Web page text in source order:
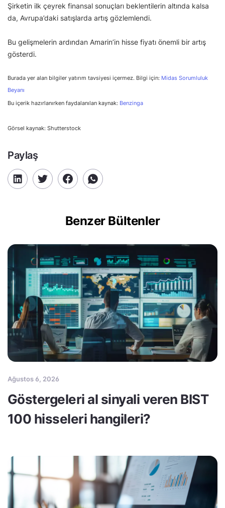
Şirketin ilk çeyrek finansal sonuçları beklentilerin altında kalsa
da, Avrupa’daki satışlarda artış gözlemlendi.
Bu gelişmelerin ardından Amarin’in hisse fiyatı önemli bir artış
gösterdi.
Burada yer alan bilgiler yatırım tavsiyesi içermez. Bilgi için: Midas Sorumluluk
Beyanı
Bu içerik hazırlanırken faydalanılan kaynak: Benzinga
Görsel kaynak: Shutterstock
Paylaş
Benzer Bültenler
Ağustos 6, 2026
Göstergeleri al sinyali veren BIST
100 hisseleri hangileri?